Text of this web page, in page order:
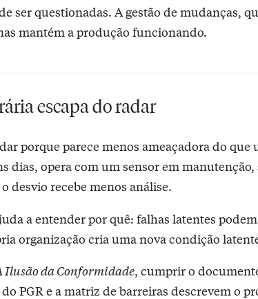
ser questionadas. A gestão de mudanças,
mantém a produção funcionando.
escapa do radar
porque parece menos ameaçadora do
dias, opera com um sensor em
desvio recebe menos análise.
a entender por quê: falhas latentes
organização cria uma nova condição
Ilusão da Conformidade, cumprir o
PGR e a matriz de barreiras descrevem o